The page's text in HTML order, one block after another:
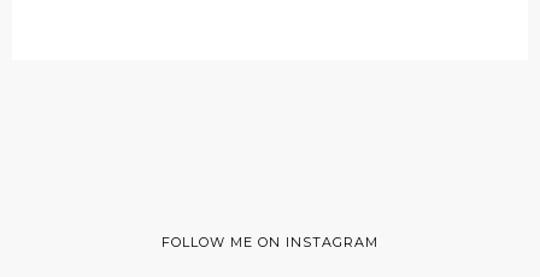
FOLLOW ME ON INSTAGRAM